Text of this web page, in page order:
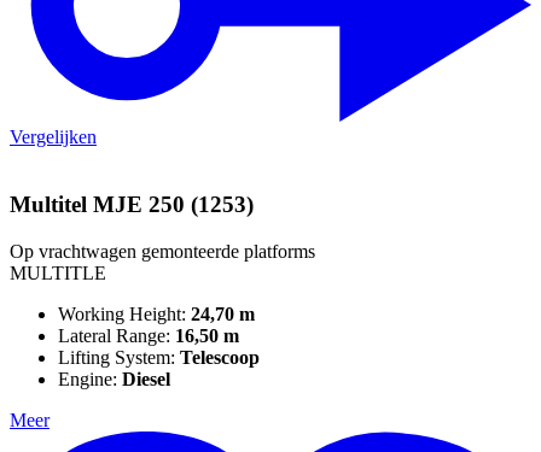
Vergelijken
Multitel MJE 250 (1253)
Op vrachtwagen gemonteerde platforms
MULTITLE
Working Height: 24,70 m
Lateral Range: 16,50 m
Lifting System: Telescoop
Engine: Diesel
Meer